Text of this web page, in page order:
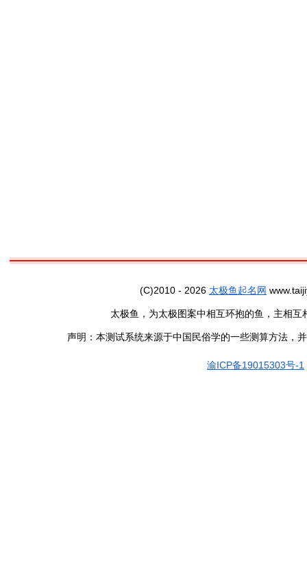
(C)2010 - 2026 太极鱼起名网
太极鱼，为太极图案中相互环抱的鱼，主相
声明：本测试系统来源于中国民俗学的一些测算方法，
渝ICP备19015303号-1